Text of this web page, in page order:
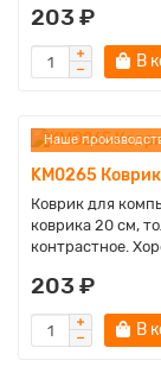
203 ₽
В
Наше
KM0265
Коврик для
коврика 20 см,
контрастное.
203 ₽
В